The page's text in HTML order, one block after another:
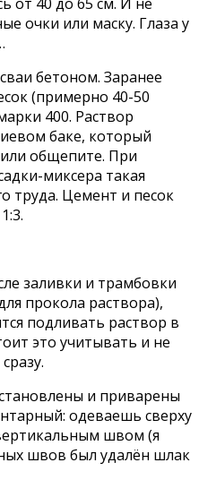
очки или маску. Глаза у
бетоном. Заранее
(примерно 40-50
400. Раствор
баке, который
общепите. При
миксера такая
труда. Цемент и песок
заливки и трамбовки
прокола раствора),
подливать раствор в
это учитывать и не
и приварены
одеваешь сверху
швом (я
швов был удалён шлак